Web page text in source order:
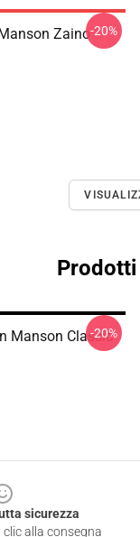
Zaino-20%
Manson Classic
-20%
sicurezza
alla consegna